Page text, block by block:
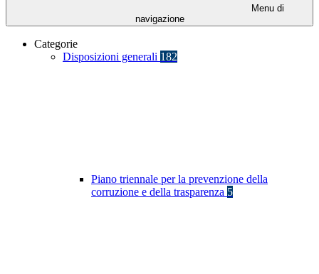
Menu di
navigazione
Categorie
Disposizioni generali 182
Piano triennale per la prevenzione della
corruzione e della trasparenza 5